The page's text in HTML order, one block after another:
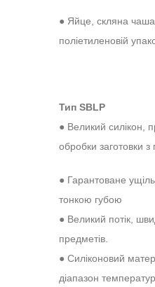
● Яйце, cкляна
поліетиленовій
Тип SBLP
● Великий силікон,
обробки заготовки
● Гарантоване
тонкою губою
● Великий потік,
предметів.
● Силіконовий
діапазон